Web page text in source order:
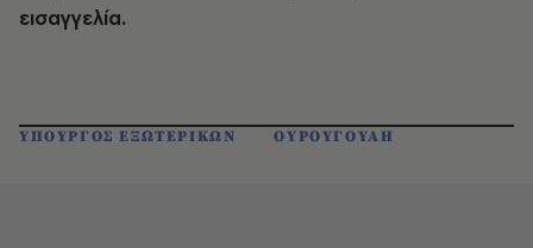
εισαγγελία.
ΥΠΟΥΡΓΟΣ ΕΞΩΤΕΡΙΚΩΝ ΟΥΡΟΥΓΟΥΑΗ